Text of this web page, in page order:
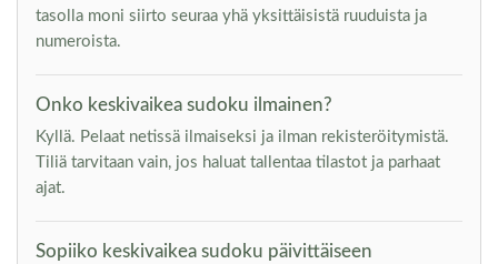
tasolla moni siirto seuraa yhä yksittäisistä ruuduista ja
numeroista.
Onko keskivaikea sudoku ilmainen?
Kyllä. Pelaat netissä ilmaiseksi ja ilman rekisteröitymistä.
Tiliä tarvitaan vain, jos haluat tallentaa tilastot ja parhaat
ajat.
Sopiiko keskivaikea sudoku päivittäiseen